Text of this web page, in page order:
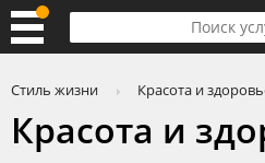
Стиль жизни Красота и
Красота и